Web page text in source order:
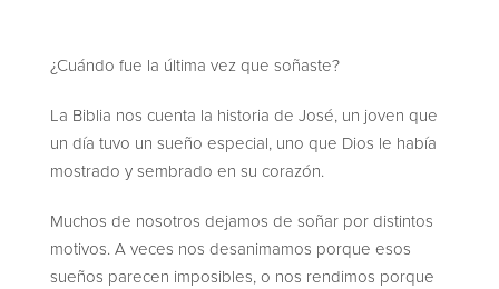
¿Cuándo fue la última vez que soñaste?
La Biblia nos cuenta la historia de José, un joven que
un día tuvo un sueño especial, uno que Dios le había
mostrado y sembrado en su corazón.
Muchos de nosotros dejamos de soñar por distintos
motivos. A veces nos desanimamos porque esos
sueños parecen imposibles, o nos rendimos porque